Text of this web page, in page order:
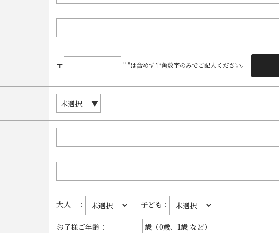
〒 "-"は含めず半角数字のみでご記入ください。
大人 ： 子ども：
お子様ご年齢： 歳（0歳、1歳 など）